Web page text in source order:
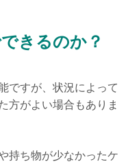
きるのか？
ですが、状況によって
方がよい場合もありま
持ち物が少なかったケ